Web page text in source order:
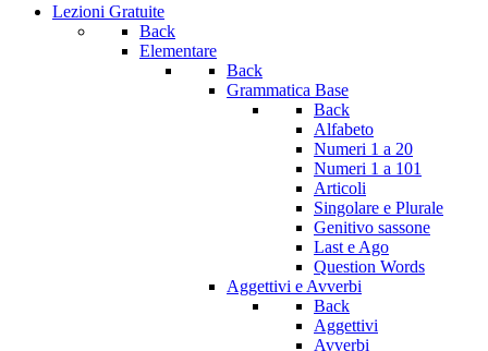
Lezioni Gratuite
Back
Elementare
Back
Grammatica Base
Back
Alfabeto
Numeri 1 a 20
Numeri 1 a 101
Articoli
Singolare e Plurale
Genitivo sassone
Last e Ago
Question Words
Aggettivi e Avverbi
Back
Aggettivi
Avverbi